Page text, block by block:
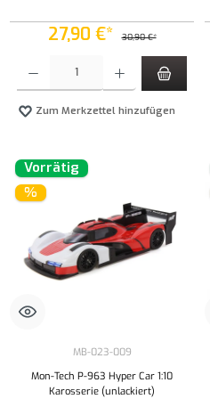
27,90 €* 30,90 €*
Zum Merkzettel hinzufügen
Vorrätig
%
MB-023-009
Mon-Tech P-963 Hyper Car 1:10
Karosserie (unlackiert)